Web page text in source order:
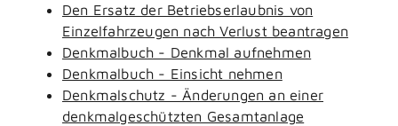
Den Ersatz der Betriebserlaubnis von
Einzelfahrzeugen nach Verlust beantragen
Denkmalbuch - Denkmal aufnehmen
Denkmalbuch - Einsicht nehmen
Denkmalschutz - Änderungen an einer
denkmalgeschützten Gesamtanlage